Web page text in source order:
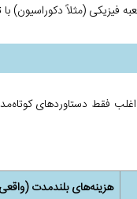
فیزیکی (مثلاً دکوراسیون)
فقط دستاوردهای
هزینه‌های بلندمدت